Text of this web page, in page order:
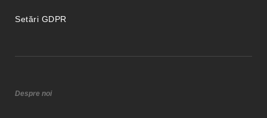
Setări GDPR
Despre noi